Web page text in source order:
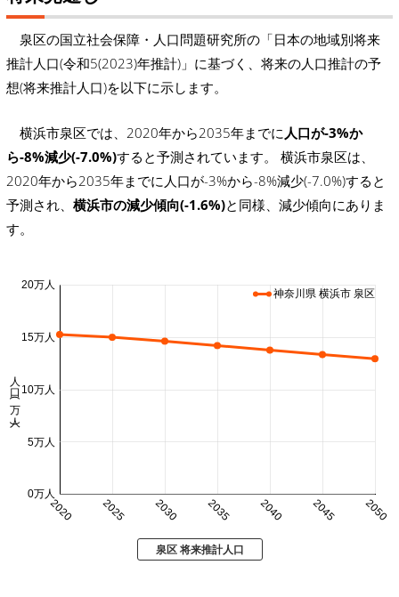
泉区の国立社会保障・人口問題研究所の「日本の地域別将来
推計人口(令和5(2023)年推計)」に基づく、将来の人口推計の予
想(将来推計人口)を以下に示します。
横浜市泉区では、2020年から2035年までに 人口が-3%か
ら-8%減少(-7.0%)すると予測されています。 横浜市泉区は、
2020年から2035年までに人口が-3%から-8%減少(-7.0%)すると
予測され、 横浜市の減少傾向(-1.6%)と同様、減少傾向にありま
す。
2020 2025 2030 2035 2040 2045 2050
0万人
5万人
10万人
15万人
20万人
人口 (万人)
神奈川県 横浜市 泉区
泉区 将来推計人口